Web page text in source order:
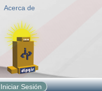
Acerca de
Iniciar Sesión